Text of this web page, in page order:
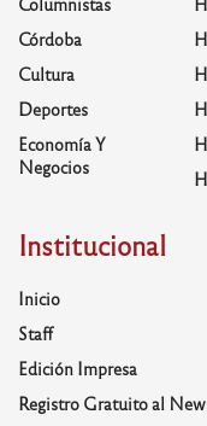
Córdoba
Cultura
Deportes
Economía Y
Negocios
Institucional
Inicio
Staff
Edición Impresa
Registro Gratuito al